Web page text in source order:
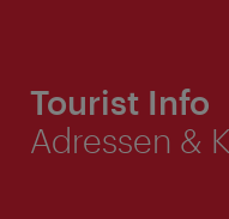
Tourist Info
Adressen &